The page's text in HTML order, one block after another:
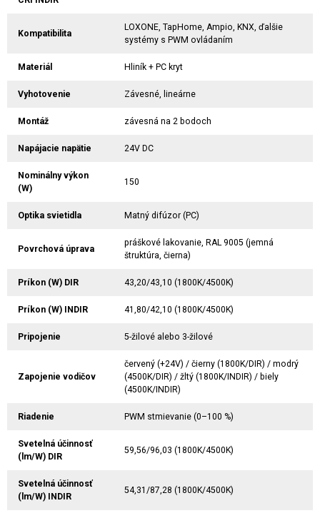
Kompatibilita
LOXONE, TapHome, Ampio, KNX, ďalšie
systémy s PWM ovládaním
Materiál Hliník + PC kryt
Vyhotovenie Závesné, lineárne
Montáž závesná na 2 bodoch
Napájacie napätie 24V DC
Nominálny výkon
(W)
150
Optika svietidla Matný difúzor (PC)
Povrchová úprava
práškové lakovanie, RAL 9005 (jemná
štruktúra, čierna)
Príkon (W) DIR 43,20/43,10 (1800K/4500K)
Príkon (W) INDIR 41,80/42,10 (1800K/4500K)
Pripojenie 5-žilové alebo 3-žilové
Zapojenie vodičov
červený (+24V) / čierny (1800K/DIR) / modrý
(4500K/DIR) / žltý (1800K/INDIR) / biely
(4500K/INDIR)
Riadenie PWM stmievanie (0–100 %)
Svetelná účinnosť
(lm/W) DIR
59,56/96,03 (1800K/4500K)
Svetelná účinnosť
(lm/W) INDIR
54,31/87,28 (1800K/4500K)